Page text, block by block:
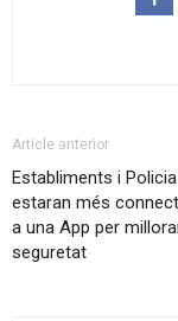
Article anterior
Establiments i
estaran més
a una App per
seguretat